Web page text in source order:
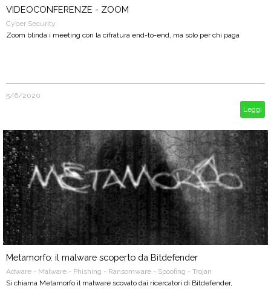
VIDEOCONFERENZE - ZOOM
Cyber Security
Zoom blinda i meeting con la cifratura end-to-end, ma solo per chi paga
5/6/2020
Leggi
Metamorfo: il malware scoperto da Bitdefender
Adware - Malware - Phishing - Ransomware - Spoofing - Trojan
Si chiama Metamorfo il malware scovato dai ricercatori di Bitdefender,